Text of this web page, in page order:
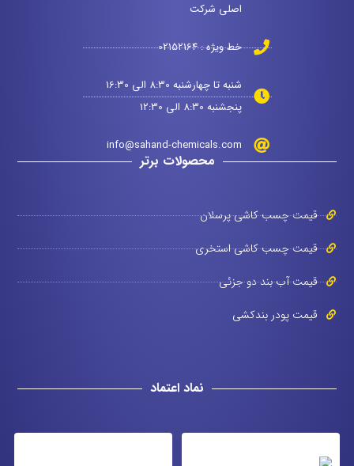
اصلی شرکت
خط ویژه : 02152164
شنبه تا چهارشنبه 8:30 الی 16:30
پنجشنبه 8:30 الی 12:30
info@sahand-chemicals.com
محصولات برتر
قیمت چسب کاشی پرسلان
قیمت چسب کاشی استخری
قیمت آب بند دو جزئی
قیمت پودر بندکشی
نماد اعتماد